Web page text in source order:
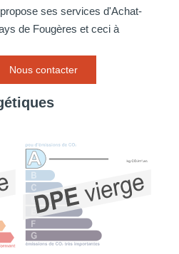
ses services d'Achat-
de Fougères et ceci à
Nous contacter